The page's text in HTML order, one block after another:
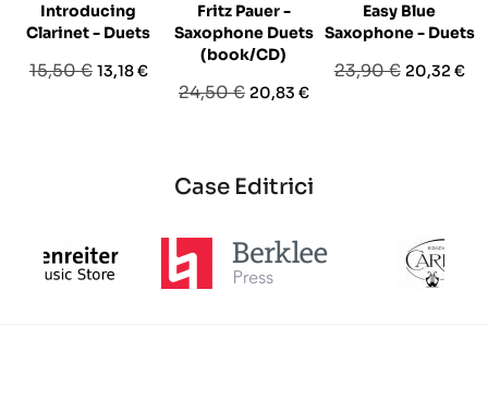
Introducing
Clarinet - Duets
Prezzo
15,50 € Prezzo
13,18 €
Fritz Pauer -
Saxophone Duets
(book/CD)
Prezzo
24,50 € Prezzo
20,83 €
Easy Blue
Saxophone - Duets
Prezzo
23,90 € Prezzo
20,32 €
Case Editrici